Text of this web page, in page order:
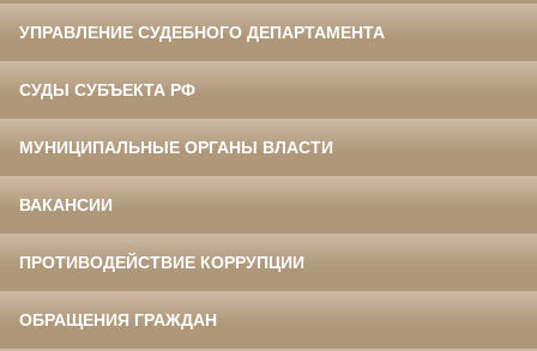
УПРАВЛЕНИЕ СУДЕБНОГО ДЕПАРТАМЕНТА
СУДЫ СУБЪЕКТА РФ
МУНИЦИПАЛЬНЫЕ ОРГАНЫ ВЛАСТИ
ВАКАНСИИ
ПРОТИВОДЕЙСТВИЕ КОРРУПЦИИ
ОБРАЩЕНИЯ ГРАЖДАН